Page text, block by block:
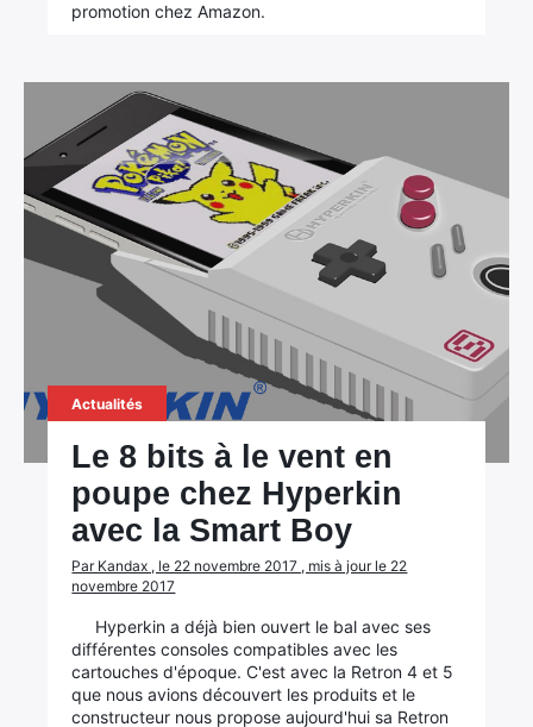
promotion chez Amazon.
Actualités
Le 8 bits à le vent en
poupe chez Hyperkin
avec la Smart Boy
Par Kandax , le 22 novembre 2017 , mis à jour le 22
novembre 2017
Hyperkin a déjà bien ouvert le bal avec ses
différentes consoles compatibles avec les
cartouches d'époque. C'est avec la Retron 4 et 5
que nous avions découvert les produits et le
constructeur nous propose aujourd'hui sa Retron